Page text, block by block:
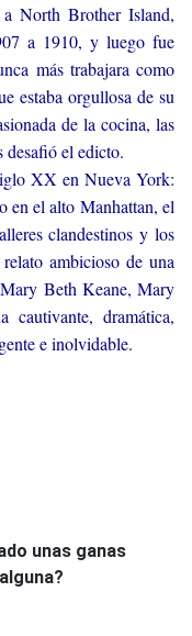
North Brother Island,
a 1910, y luego fue
más trabajara como
estaba orgullosa de su
de la cocina, las
desafió el edicto.
XX en Nueva York:
en el alto Manhattan, el
clandestinos y los
ambicioso de una
Beth Keane, Mary
cautivante, dramática,
e inolvidable.
unas ganas